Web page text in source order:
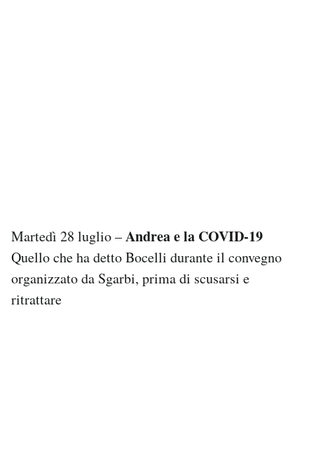
Martedì 28 luglio –Andrea e la COVID-19
Quello che ha detto Bocelli durante il convegno
organizzato da Sgarbi, prima di scusarsi e
ritrattare